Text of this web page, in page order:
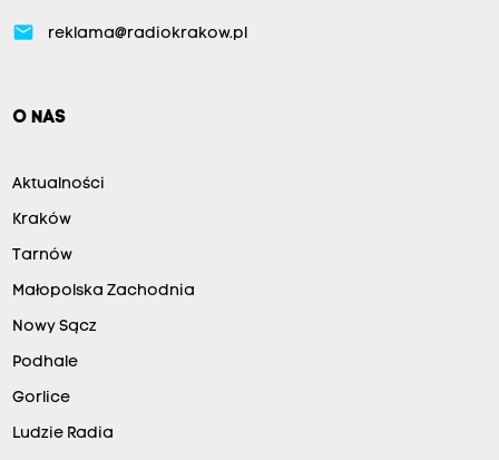
email reklama@radiokrakow.pl
O NAS
Aktualności
Kraków
Tarnów
Małopolska Zachodnia
Nowy Sącz
Podhale
Gorlice
Ludzie Radia